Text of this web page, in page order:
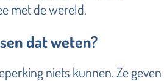
met de wereld.
dat weten?
niets kunnen. Ze geven